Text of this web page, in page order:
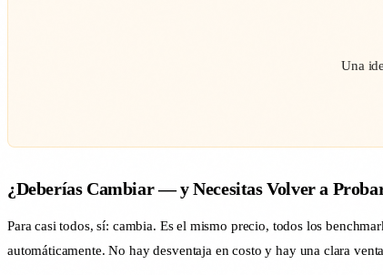
Una
¿Deberías Cambiar — y Necesitas Volver a
Para casi todos, sí: cambia. Es el mismo precio, todos los
automáticamente. No hay desventaja en costo y hay una clara